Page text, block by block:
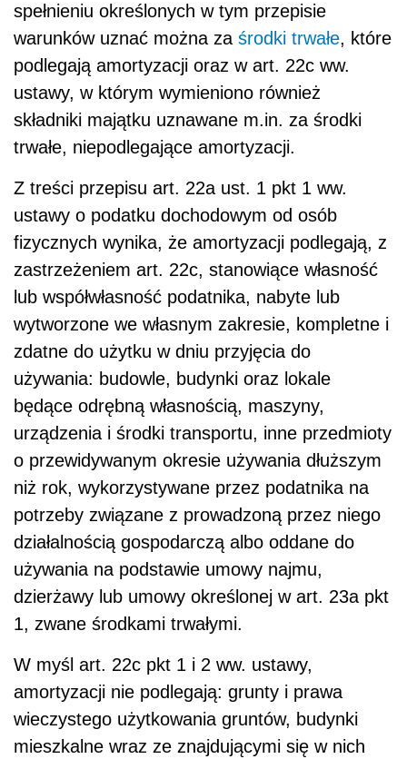
spełnieniu określonych w tym przepisie
warunków uznać można za środki trwałe, które
podlegają amortyzacji oraz w art. 22c ww.
ustawy, w którym wymieniono również
składniki majątku uznawane m.in. za środki
trwałe, niepodlegające amortyzacji.
Z treści przepisu art. 22a ust. 1 pkt 1 ww.
ustawy o podatku dochodowym od osób
fizycznych wynika, że amortyzacji podlegają, z
zastrzeżeniem art. 22c, stanowiące własność
lub współwłasność podatnika, nabyte lub
wytworzone we własnym zakresie, kompletne i
zdatne do użytku w dniu przyjęcia do
używania: budowle, budynki oraz lokale
będące odrębną własnością, maszyny,
urządzenia i środki transportu, inne przedmioty
o przewidywanym okresie używania dłuższym
niż rok, wykorzystywane przez podatnika na
potrzeby związane z prowadzoną przez niego
działalnością gospodarczą albo oddane do
używania na podstawie umowy najmu,
dzierżawy lub umowy określonej w art. 23a pkt
1, zwane środkami trwałymi.
W myśl art. 22c pkt 1 i 2 ww. ustawy,
amortyzacji nie podlegają: grunty i prawa
wieczystego użytkowania gruntów, budynki
mieszkalne wraz ze znajdującymi się w nich